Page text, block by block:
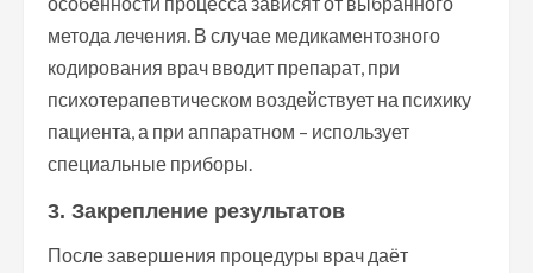
метода лечения. В случае медикаментозного
кодирования врач вводит препарат, при
психотерапевтическом воздействует на психику
пациента, а при аппаратном – использует
специальные приборы.
3. Закрепление результатов
После завершения процедуры врач даёт